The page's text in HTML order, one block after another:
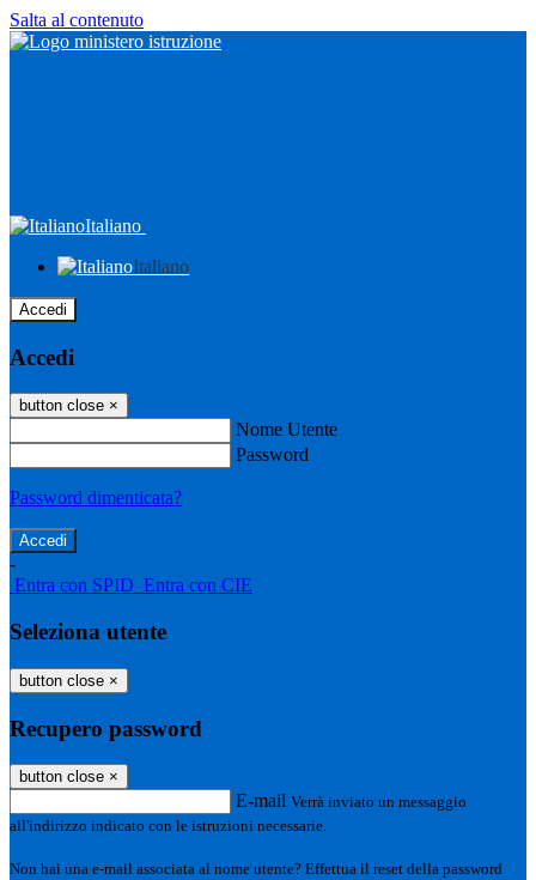
Salta al contenuto
Italiano
Italiano
Accedi
Accedi
button close ×
Nome Utente
Password
Password dimenticata?
-
Entra con SPID Entra con CIE
Seleziona utente
button close ×
Recupero password
button close ×
E-mail Verrà inviato un messaggio
all'indirizzo indicato con le istruzioni necessarie.
Non hai una e-mail associata al nome utente? Effettua il reset della password